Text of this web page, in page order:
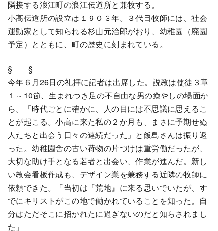
隣接する浪江町の浪江伝道所と兼牧する。
小高伝道所の設立は１９０３年。３代目牧師には、社会
運動家として知られる杉山元治郎がおり、幼稚園（廃園
予定）とともに、町の歴史に刻まれている。
§ §
今年６月26日の礼拝に記者は出席した。説教は使徒３章
１～10節、生まれつき足の不自由な男の癒やしの場面か
ら。「時代ごとに確かに、人の目には不思議に思えるこ
とが起こる。小高に来た私の２か月も、まさに予期せぬ
人たちと出会う日々の連続だった」と飯島さんは振り返
った。幼稚園舎の古い荷物の片づけは重労働だったが、
大切な助け手となる若者と出会い、作業が進んだ。新し
い教会看板作成も、デザイン業を兼務する近隣の牧師に
依頼できた。「当初は『荒地』に来る思いでいたが、す
でにキリストがこの地で働かれていることを知った。自
分はただそこに招かれたに過ぎないのだと知らされまし
た」